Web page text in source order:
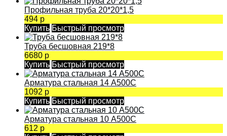
Профильная труба 20*20*1,5
494 р
Купить Быстрый просмотр
Труба бесшовная 219*8
6680 р
Купить Быстрый просмотр
Арматура стальная 14 А500С
1092 р
Купить Быстрый просмотр
Арматура стальная 10 А500С
612 р